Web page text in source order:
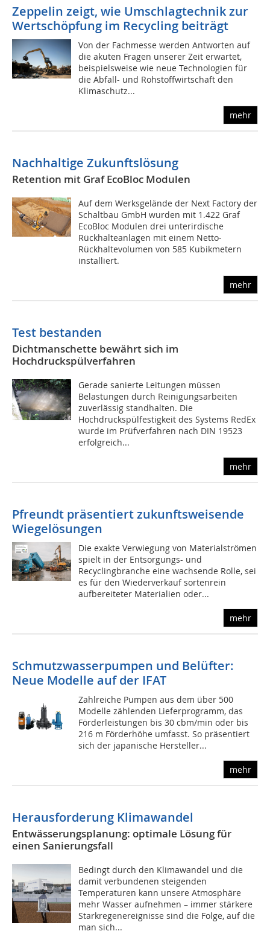
Zeppelin zeigt, wie Umschlagtechnik zur
Wertschöpfung im Recycling beiträgt
Von der Fachmesse werden Antworten auf
die akuten Fragen unserer Zeit erwartet,
beispielsweise wie neue Technologien für
die Abfall- und Rohstoffwirtschaft den
Klimaschutz...
mehr
Nachhaltige Zukunftslösung
Retention mit Graf EcoBloc Modulen
Auf dem Werksgelände der Next Factory der
Schaltbau GmbH wurden mit 1.422 Graf
EcoBloc Modulen drei unterirdische
Rückhalteanlagen mit einem Netto-
Rückhaltevolumen von 585 Kubikmetern
installiert.
mehr
Test bestanden
Dichtmanschette bewährt sich im
Hochdruckspülverfahren
Gerade sanierte Leitungen müssen
Belastungen durch Reinigungsarbeiten
zuverlässig standhalten. Die
Hochdruckspülfestigkeit des Systems RedEx
wurde im Prüfverfahren nach DIN 19523
erfolgreich...
mehr
Pfreundt präsentiert zukunftsweisende
Wiegelösungen
Die exakte Verwiegung von Materialströmen
spielt in der Entsorgungs- und
Recyclingbranche eine wachsende Rolle, sei
es für den Wiederverkauf sortenrein
aufbereiteter Materialien oder...
mehr
Schmutzwasserpumpen und Belüfter:
Neue Modelle auf der IFAT
Zahlreiche Pumpen aus dem über 500
Modelle zählenden Lieferprogramm, das
Förderleistungen bis 30 cbm/min oder bis
216 m Förderhöhe umfasst. So präsentiert
sich der japanische Hersteller...
mehr
Herausforderung Klimawandel
Entwässerungsplanung: optimale Lösung für
einen Sanierungsfall
Bedingt durch den Klimawandel und die
damit verbundenen steigenden
Temperaturen kann unsere Atmosphäre
mehr Wasser aufnehmen – immer stärkere
Starkregenereignisse sind die Folge, auf die
man sich...